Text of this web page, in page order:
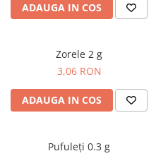
Flori De Piatra
Fumoasa Noptii
Galbenele
Gherghina
ADAUGA IN COS
Zorele 2 g
3,06 RON
ADAUGA IN COS
Pufuleți 0.3 g